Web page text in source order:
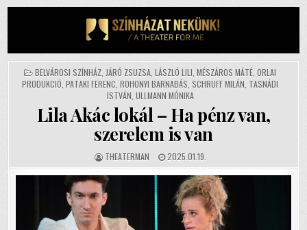
POSTED
IN
BELVÁROSI SZÍNHÁZ JÁRÓ ZSUZSA LÁSZLÓ LILI MÉSZÁROS MÁTÉ ORLAI
PRODUKCIÓ PATAKI FERENC ROHONYI BARNABÁS SCHRUFF MILÁN TASNÁDI
ISTVÁN ULLMANN MÓNIKA
Lila Akác lokál – Ha pénz van,
szerelem is van
AUTHOR:
THEATERMAN
PUBLISHED
DATE:
2025.01.19.